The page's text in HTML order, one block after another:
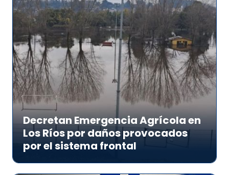
Decretan Emergencia Agrícola en
Los Ríos por daños provocados
por el sistema frontal